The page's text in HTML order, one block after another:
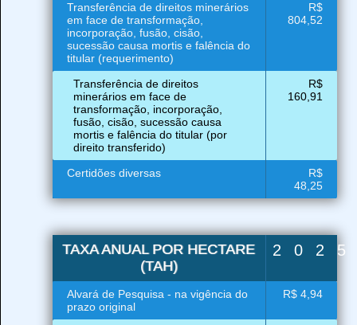
Transferência de direitos minerários
em face de transformação,
incorporação, fusão, cisão,
sucessão causa mortis e falência do
titular (requerimento)
R$
804,52
Transferência de direitos
minerários em face de
transformação, incorporação,
fusão, cisão, sucessão causa
mortis e falência do titular (por
direito transferido)
R$
160,91
Certidões diversas
R$
48,25
TAXA ANUAL POR HECTARE
(TAH)
Alvará de Pesquisa - na vigência do
prazo original
R$ 4,94